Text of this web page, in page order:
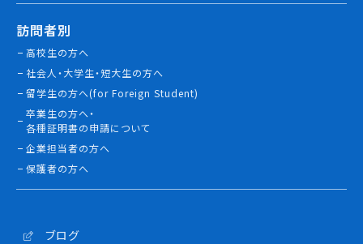
訪問者別
高校生の方へ
社会人・大学生・短大生の方へ
留学生の方へ(for Foreign Student)
卒業生の方へ・
各種証明書の申請について
企業担当者の方へ
保護者の方へ
ブログ